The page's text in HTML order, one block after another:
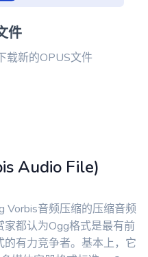
件
载新的OPUS文件
Audio File)
Vorbis音频压缩的压缩音频
都认为Ogg格式是最有前
有力竞争者。基本上，它